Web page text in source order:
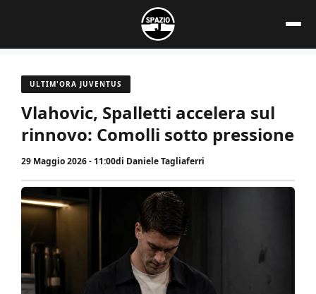
contenuto
ULTIM'ORA JUVENTUS
Vlahovic, Spalletti accelera sul
rinnovo: Comolli sotto pressione
29 Maggio 2026 - 11:00di Daniele Tagliaferri